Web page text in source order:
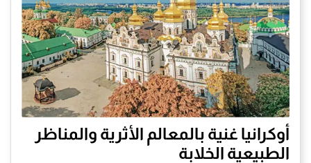
أوكرانيا غنية بالمعالم الأثرية والمناظر
الطبيعية الخلابة